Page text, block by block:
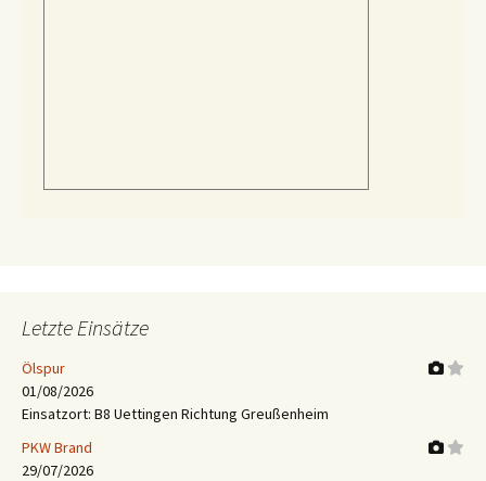
Letzte Einsätze
Ölspur
01/08/2026
Einsatzort: B8 Uettingen Richtung Greußenheim
PKW Brand
29/07/2026